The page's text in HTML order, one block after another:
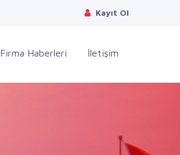
Kayıt Ol
Firma Haberleri İletişim